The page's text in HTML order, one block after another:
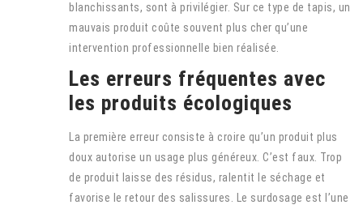
blanchissants, sont à privilégier. Sur ce type de tapis, un
mauvais produit coûte souvent plus cher qu’une
intervention professionnelle bien réalisée.
Les erreurs fréquentes avec
les produits écologiques
La première erreur consiste à croire qu’un produit plus
doux autorise un usage plus généreux. C’est faux. Trop
de produit laisse des résidus, ralentit le séchage et
favorise le retour des salissures. Le surdosage est l’une